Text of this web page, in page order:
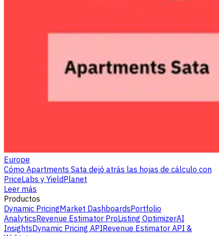
Europe
Cómo Apartments Sata dejó atrás las hojas de cálculo con
PriceLabs y YieldPlanet
Leer más
Productos
Dynamic PricingMarket DashboardsPortfolio
AnalyticsRevenue Estimator ProListing OptimizerAI
InsightsDynamic Pricing APIRevenue Estimator API &